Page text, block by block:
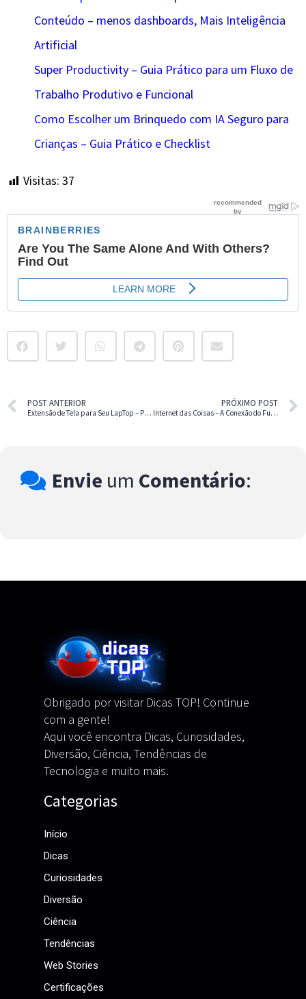
Conteúdo – menos dashboards, Mais Inteligência
Artificial
Super Productivity – Guia Prático para um Fluxo de
Trabalho Produtivo e Funcional
Como Escolher um Brinquedo com IA Seguro para
Crianças – Guia Prático e Checklist
Visitas: 37
POST ANTERIOR
Extensão de Tela para Seu LapTop – Produtividade em Alto Nível com o Cevaton S3
PRÓXIMO POST
Internet das Coisas – A Conexão do Futuro Facilitando o Presente
Envie um Comentário:
Obrigado por visitar Dicas TOP! Continue
com a gente!
Aqui você encontra Dicas, Curiosidades,
Diversão, Ciência, Tendências de
Tecnologia e muito mais.
Categorias
Início
Dicas
Curiosidades
Diversão
Ciência
Tendências
Web Stories
Certificações